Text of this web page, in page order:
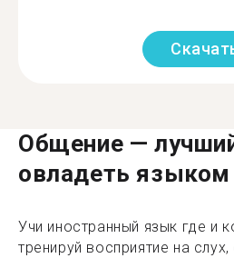
Общение —
овладеть языком
Учи иностранный язык где и
тренируй восприятие на